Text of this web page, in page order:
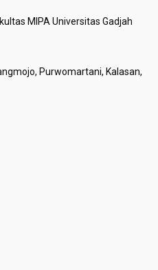
MIPA Universitas Gadjah
Purwomartani, Kalasan,